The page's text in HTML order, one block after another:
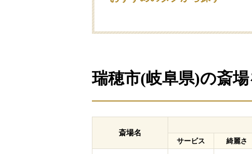
瑞穂市(岐阜県)の斎
斎場名
サービス 綺麗さ